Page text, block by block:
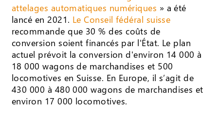
attelages automatiques numériques » a été
lancé en 2021. Le Conseil fédéral suisse
recommande que 30 % des coûts de
conversion soient financés par l'État. Le plan
actuel prévoit la conversion d'environ 14 000 à
18 000 wagons de marchandises et 500
locomotives en Suisse. En Europe, il s’agit de
430 000 à 480 000 wagons de marchandises et
environ 17 000 locomotives.